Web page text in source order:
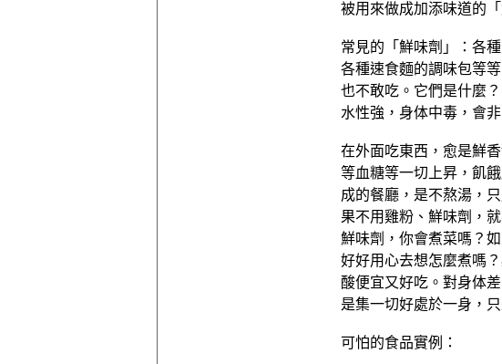
被用來做成加添味道的「
常見的「鮮味劑」：各
各種速食麵的調味包等
也不敢吃。它們是什麼
水性強，身体中毒，會非
在外面吃東西，愈是鮮
等血糖等一切上昇，飢
成的餐廳，是不熬湯，
果不用雞粉、鮮味劑，
鮮味劑，你會煮菜嗎？
好好用心去想怎麼煮嗎
酸便宜又好吃。對身体
是集一切好處於一身，
可怕的食品實例：